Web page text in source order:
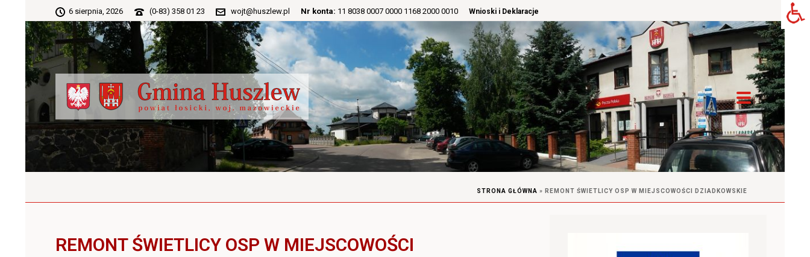
6 sierpnia, 2026 (0-83) 358 01 23 wojt@huszlew.pl Nr konta: 11 8038 0007 0000 1168 2000 0010 Wnioski i Deklaracje
STRONA GŁÓWNA » REMONT ŚWIETLICY OSP W MIEJSCOWOŚCI DZIADKOWSKIE
REMONT ŚWIETLICY OSP W MIEJSCOWOŚCI